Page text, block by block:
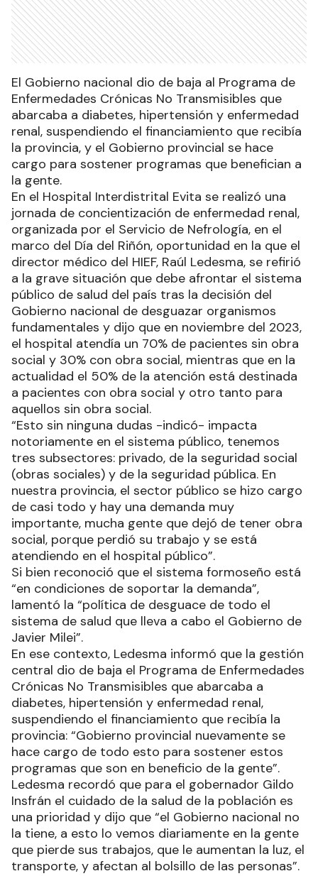
El Gobierno nacional dio de baja al Programa de
Enfermedades Crónicas No Transmisibles que
abarcaba a diabetes, hipertensión y enfermedad
renal, suspendiendo el financiamiento que recibía
la provincia, y el Gobierno provincial se hace
cargo para sostener programas que benefician a
la gente.
En el Hospital Interdistrital Evita se realizó una
jornada de concientización de enfermedad renal,
organizada por el Servicio de Nefrología, en el
marco del Día del Riñón, oportunidad en la que el
director médico del HIEF, Raúl Ledesma, se refirió
a la grave situación que debe afrontar el sistema
público de salud del país tras la decisión del
Gobierno nacional de desguazar organismos
fundamentales y dijo que en noviembre del 2023,
el hospital atendía un 70% de pacientes sin obra
social y 30% con obra social, mientras que en la
actualidad el 50% de la atención está destinada
a pacientes con obra social y otro tanto para
aquellos sin obra social.
“Esto sin ninguna dudas -indicó- impacta
notoriamente en el sistema público, tenemos
tres subsectores: privado, de la seguridad social
(obras sociales) y de la seguridad pública. En
nuestra provincia, el sector público se hizo cargo
de casi todo y hay una demanda muy
importante, mucha gente que dejó de tener obra
social, porque perdió su trabajo y se está
atendiendo en el hospital público”.
Si bien reconoció que el sistema formoseño está
“en condiciones de soportar la demanda”,
lamentó la “política de desguace de todo el
sistema de salud que lleva a cabo el Gobierno de
Javier Milei”.
En ese contexto, Ledesma informó que la gestión
central dio de baja el Programa de Enfermedades
Crónicas No Transmisibles que abarcaba a
diabetes, hipertensión y enfermedad renal,
suspendiendo el financiamiento que recibía la
provincia: “Gobierno provincial nuevamente se
hace cargo de todo esto para sostener estos
programas que son en beneficio de la gente”.
Ledesma recordó que para el gobernador Gildo
Insfrán el cuidado de la salud de la población es
una prioridad y dijo que “el Gobierno nacional no
la tiene, a esto lo vemos diariamente en la gente
que pierde sus trabajos, que le aumentan la luz, el
transporte, y afectan al bolsillo de las personas”.